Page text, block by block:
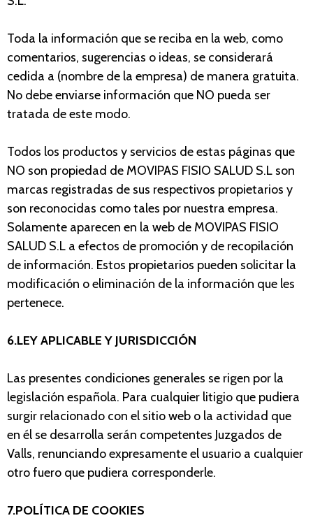
Toda la información que se reciba en la web, como
comentarios, sugerencias o ideas, se considerará
cedida a (nombre de la empresa) de manera gratuita.
No debe enviarse información que NO pueda ser
tratada de este modo.
Todos los productos y servicios de estas páginas que
NO son propiedad de MOVIPAS FISIO SALUD S.L son
marcas registradas de sus respectivos propietarios y
son reconocidas como tales por nuestra empresa.
Solamente aparecen en la web de MOVIPAS FISIO
SALUD S.L a efectos de promoción y de recopilación
de información. Estos propietarios pueden solicitar la
modificación o eliminación de la información que les
pertenece.
6.LEY APLICABLE Y JURISDICCIÓN
Las presentes condiciones generales se rigen por la
legislación española. Para cualquier litigio que pudiera
surgir relacionado con el sitio web o la actividad que
en él se desarrolla serán competentes Juzgados de
Valls, renunciando expresamente el usuario a cualquier
otro fuero que pudiera corresponderle.
7.POLÍTICA DE COOKIES